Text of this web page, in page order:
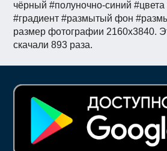
чёрный #полуночно-синий #цвета
#градиент #размытый фон
размер фотографии 2160x3840.
скачали 893 раза.